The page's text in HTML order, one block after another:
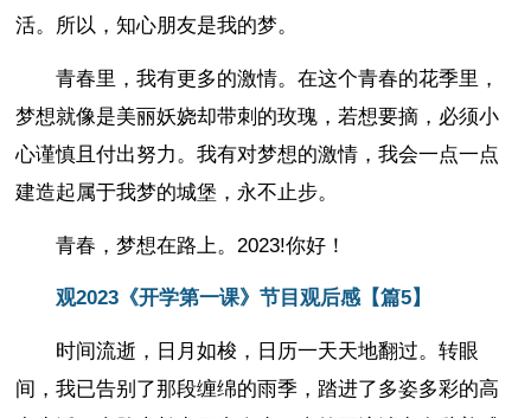
活。所以，知心朋友是我的梦。
青春里，我有更多的激情。在这个青春的花季里，
梦想就像是美丽妖娆却带刺的玫瑰，若想要摘，必须小
心谨慎且付出努力。我有对梦想的激情，我会一点一点
建造起属于我梦的城堡，永不止步。
青春，梦想在路上。2023!你好！
观2023《开学第一课》节目观后感【篇5】
时间流逝，日月如梭，日历一天天地翻过。转眼
间，我已告别了那段缠绵的雨季，踏进了多姿多彩的高